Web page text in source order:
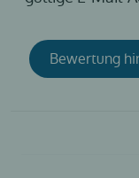
Bewertung